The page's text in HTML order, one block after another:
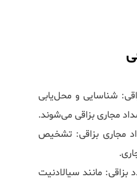
شناسایی و محل‌یابی
مجاری بزاقی می‌شوند.
مجاری بزاقی: تشخیص
بزاقی: مانند سیالادنیت